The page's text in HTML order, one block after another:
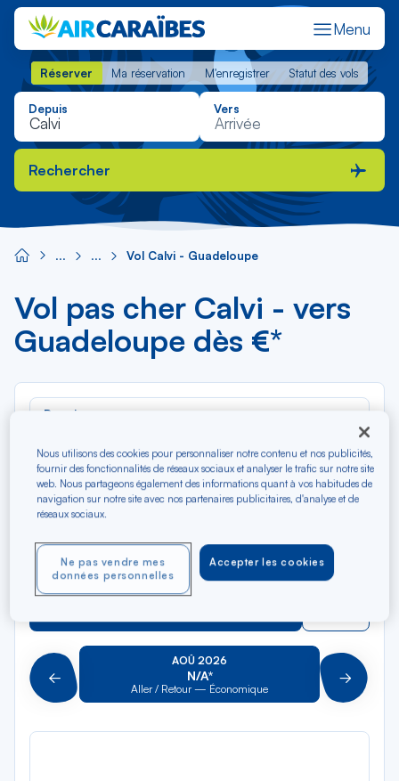
Menu
Réserver Ma réservation M'enregistrer Statut des vols
Réserver Ma réservation M'enregistrer Statut des vols
Depuis Vers
Rechercher
Vol Calvi - Guadeloupe
Vol pas cher Calvi - vers
Guadeloupe dès €*
Depuis
la
liste
Vers
Pour aller vers
Aller-Retour Aller simple
Précédent
AOÛ 2026
N/A*
Aller / Retour — Économique Suivant
Nous utilisons des cookies pour personnaliser notre contenu et nos publicités,
fournir des fonctionnalités de réseaux sociaux et analyser le trafic sur notre site
web. Nous partageons également des informations quant à vos habitudes de
navigation sur notre site avec nos partenaires publicitaires, d'analyse et de
réseaux sociaux.
Accepter les cookies
Ne pas vendre mes
données personnelles